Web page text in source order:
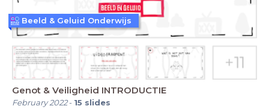
Genot & Veiligheid INTRODUCTIE
February 2022- 15 slides
Beeld & Geluid Onderwijs